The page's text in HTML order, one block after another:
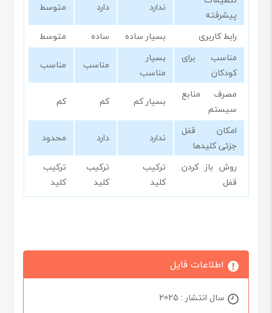
پیشرفته
ندارد دارد
متوسط
رابط کاربری
بسیار ساده ساده
متوسط
مناسب برای
کودکان
بسیار
مناسب
مناسب
مناسب
مصرف منابع
سیستم
بسیار کم کم
کم
امکان قفل
جزئی کلیدها
ندارد دارد
محدود
روش باز کردن
قفل
ترکیب
کلید
ترکیب
کلید
ترکیب
کلید
اطلاعات فایل
سال انتشار : 2025